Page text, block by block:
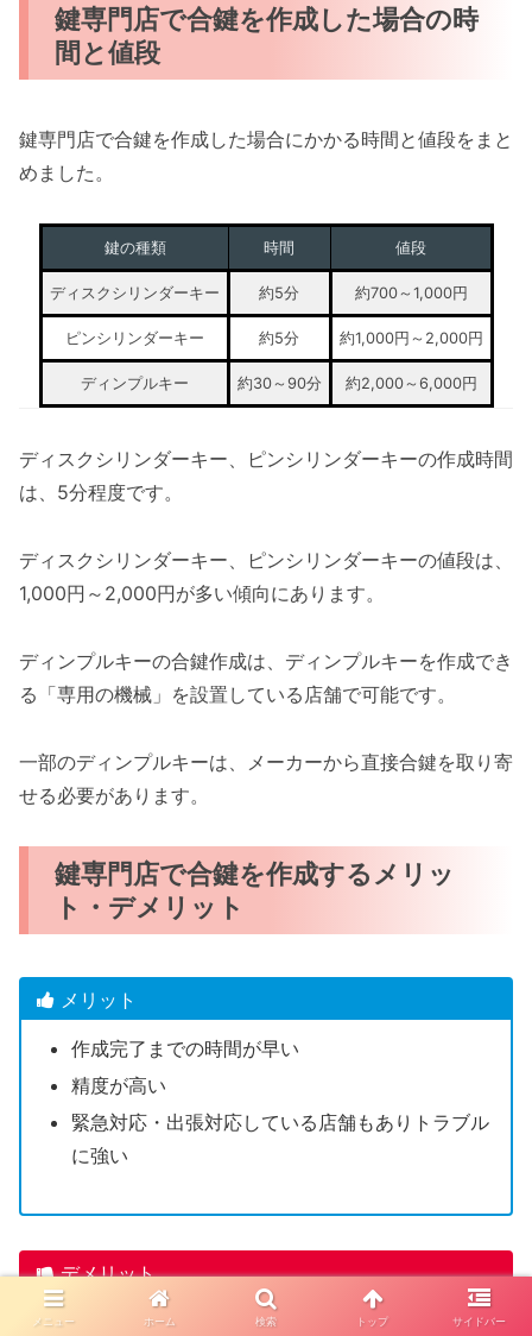
鍵専門店で合鍵を作成した場合の時
間と値段
鍵専門店で合鍵を作成した場合にかかる時間と値段をまと
めました。
鍵の種類 時間 値段
ディスクシリンダーキー 約5分 約700～1,000円
ピンシリンダーキー 約5分 約1,000円～2,000円
ディンプルキー 約30～90分 約2,000～6,000円
ディスクシリンダーキー、ピンシリンダーキーの作成時間
は、5分程度です。
ディスクシリンダーキー、ピンシリンダーキーの値段は、
1,000円～2,000円が多い傾向にあります。
ディンプルキーの合鍵作成は、ディンプルキーを作成でき
る「専用の機械」を設置している店舗で可能です。
一部のディンプルキーは、メーカーから直接合鍵を取り寄
せる必要があります。
鍵専門店で合鍵を作成するメリッ
ト・デメリット
メリット
作成完了までの時間が早い
精度が高い
緊急対応・出張対応している店舗もありトラブル
に強い
デメリット
一部のディンプルキーは店舗で合鍵作成できない
メニュー ホーム 検索 トップ サイドバー